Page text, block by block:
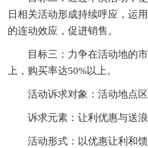
日相关活动形成持续呼应，运
的连动效应，促进销售。
目标三：力争在活动地的
上，购买率达50%以上。
活动诉求对象：活动地点
诉求元素：让利优惠与送
活动形式：以优惠让利和